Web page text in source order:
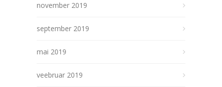
november 2019
september 2019
mai 2019
veebruar 2019